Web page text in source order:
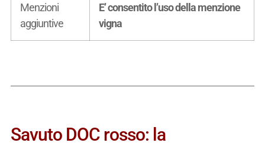
Menzioni
aggiuntive
E’ consentito l’uso della menzione
vigna
Savuto DOC rosso: la